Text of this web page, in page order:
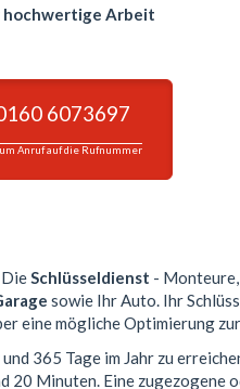
Arbeit
6073697
Anruf auf die Rufnummer
DieSchlüsseldienst -
sowie Ihr Auto. Ihr
eine mögliche Optimierung
365 Tage im Jahr zu
20 Minuten. Eine zugezogene